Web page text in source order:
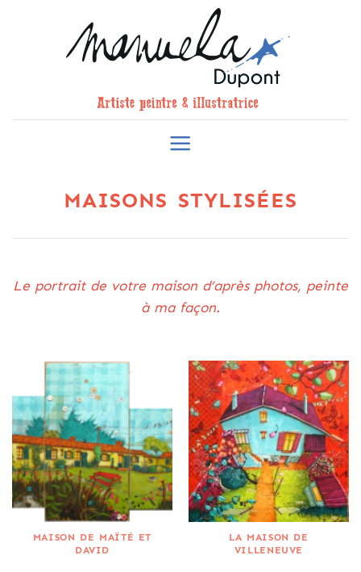
MAISONS STYLISÉES
Le portrait de votre maison d’après photos, peinte
à ma façon.
MAISON DE MAÏTÉ ET
DAVID
LA MAISON DE
VILLENEUVE